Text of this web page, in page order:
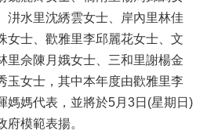
汫水里沈綉雲女士、岸內里林佳
女士、歡雅里李邱麗花女士、文
里佘陳月娥女士、三和里謝楊金
玉女士，其中本年度由歡雅里李
媽媽代表，並將於5月3日(星期日)
模範表揚。